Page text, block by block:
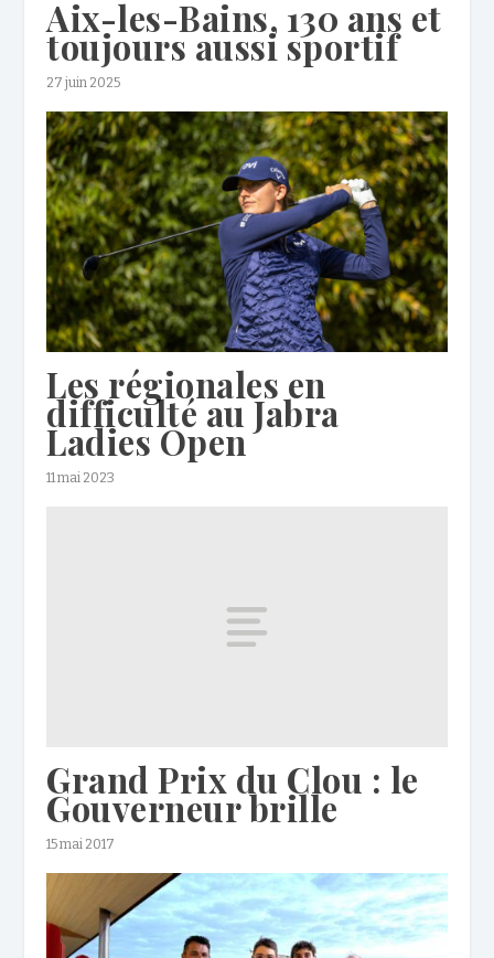
Aix-les-Bains, 130 ans et
toujours aussi sportif
27 juin 2025
Les régionales en
difficulté au Jabra
Ladies Open
11 mai 2023
Grand Prix du Clou : le
Gouverneur brille
15 mai 2017